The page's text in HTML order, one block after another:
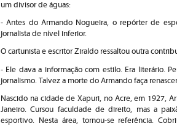
um divisor de águas:
- Antes do Armando Nogueira, o repórter de
jornalista de nível inferior.
O cartunista e escritor Ziraldo ressaltou outra
- Ele dava a informação com estilo. Era literário.
jornalismo. Talvez a morte do Armando faça
Nascido na cidade de Xapuri, no Acre, em 1927,
Janeiro. Cursou faculdade de direito, mas a
esportivo. Nesta área, tornou-se referência.